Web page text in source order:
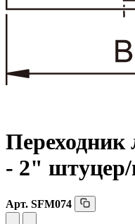
- 2" штуцер/
Арт. SFM074